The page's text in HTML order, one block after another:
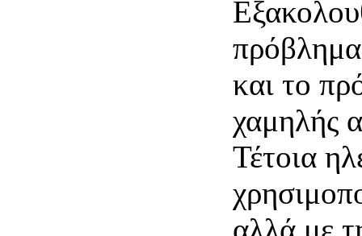
και το
χαμηλής
Τέτοια
αλλά με